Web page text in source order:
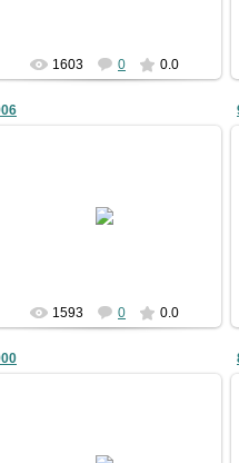
1603 0 0.0
1593 0 0.0